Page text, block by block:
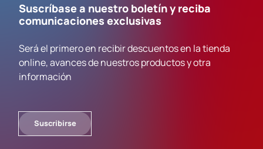
Suscríbase a nuestro boletín y reciba
comunicaciones exclusivas
Será el primero en recibir descuentos en la tienda
online, avances de nuestros productos y otra
información
Suscribirse